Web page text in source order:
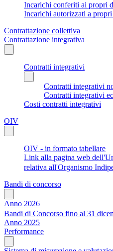
Incarichi conferiti ai propri
Incarichi autorizzati a
Contrattazione collettiva
Contrattazione integrativa
Contratti integrativi
Contratti integrativi
Contratti integrativi
Costi contratti integrativi
OIV
OIV - in formato tabellare
Link alla pagina web
relativa all'Organismo
Bandi di concorso
Anno 2026
Bandi di Concorso fino al 31
Anno 2025
Performance